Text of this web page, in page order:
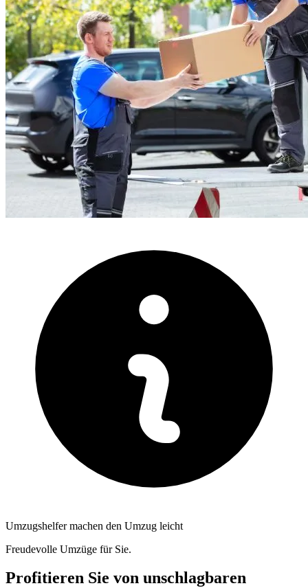
Umzugshelfer machen den Umzug leicht
Freudevolle Umzüge für Sie.
Profitieren Sie von unschlagbaren